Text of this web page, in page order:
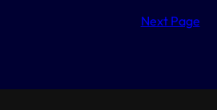
Next Page